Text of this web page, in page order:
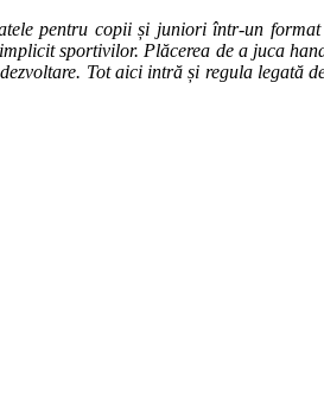
pentru copii și juniori într-un
sportivilor. Plăcerea de a juca
Tot aici intră și regula legată